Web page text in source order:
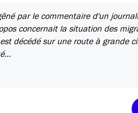
par le commentaire d'un
concernait la situation des
décédé sur une route à grande